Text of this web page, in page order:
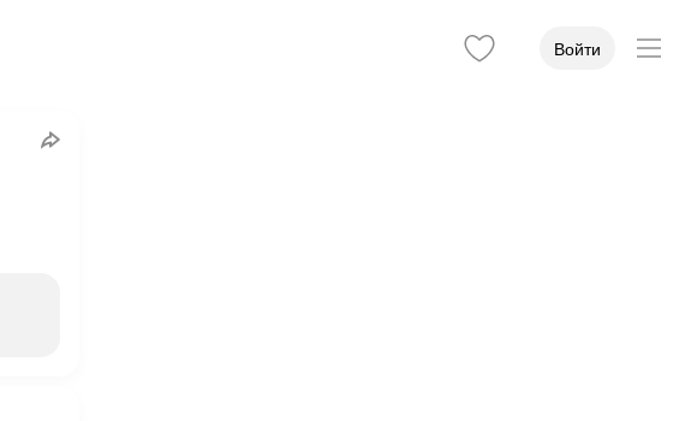
Войти